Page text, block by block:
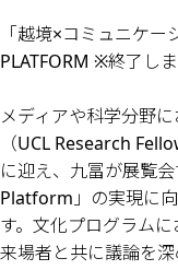
「越境×コミュニケ
PLATFORM ※終了し
メディアや科学分野
（UCL Research
に迎え、九冨が展覧
Platform」の実現に
す。文化プログラムに
来場者と共に議論を